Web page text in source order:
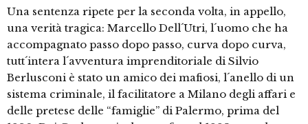
Una sentenza ripete per la seconda volta, in appello,
una verità tragica: Marcello Dell´Utri, l´uomo che ha
accompagnato passo dopo passo, curva dopo curva,
tutt´intera l´avventura imprenditoriale di Silvio
Berlusconi è stato un amico dei mafiosi, l´anello di un
sistema criminale, il facilitatore a Milano degli affari e
delle pretese delle “famiglie” di Palermo, prima del